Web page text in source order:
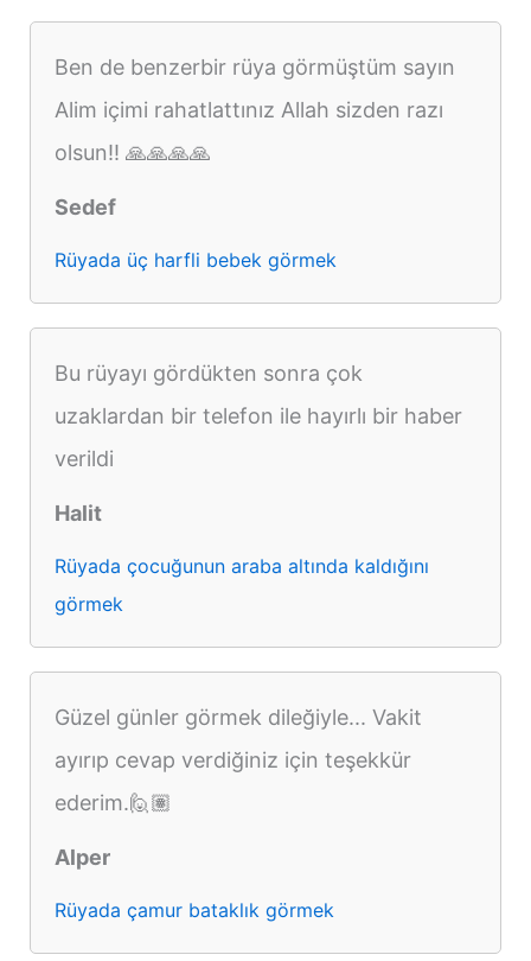
Ben de benzerbir rüya görmüştüm sayın
Alim içimi rahatlattınız Allah sizden razı
olsun!! 🙏🙏🙏🙏
Sedef
Rüyada üç harfli bebek görmek
Bu rüyayı gördükten sonra çok
uzaklardan bir telefon ile hayırlı bir haber
verildi
Halit
Rüyada çocuğunun araba altında kaldığını
görmek
Güzel günler görmek dileğiyle... Vakit
ayırıp cevap verdiğiniz için teşekkür
ederim.🙋🏽
Alper
Rüyada çamur bataklık görmek